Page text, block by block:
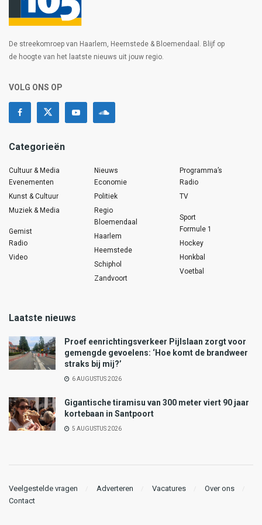
De streekomroep van Haarlem, Heemstede & Bloemendaal. Blijf op
de hoogte van het laatste nieuws uit jouw regio.
VOLG ONS OP
Categorieën
Cultuur & Media
Evenementen
Kunst & Cultuur
Muziek & Media
Gemist
Radio
Video
Nieuws
Economie
Politiek
Regio
Bloemendaal
Haarlem
Heemstede
Schiphol
Zandvoort
Programma’s
Radio
TV
Sport
Formule 1
Hockey
Honkbal
Voetbal
Laatste nieuws
Proef eenrichtingsverkeer Pijlslaan zorgt voor
gemengde gevoelens: ‘Hoe komt de brandweer
straks bij mij?’
6 AUGUSTUS 2026
Gigantische tiramisu van 300 meter viert 90 jaar
kortebaan in Santpoort
5 AUGUSTUS 2026
Veelgestelde vragen Adverteren Vacatures
Over ons
Contact